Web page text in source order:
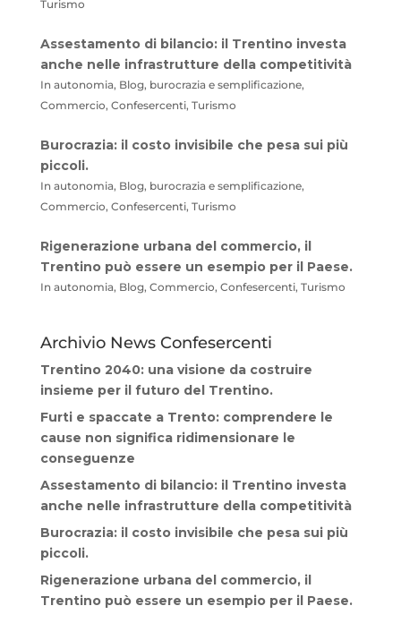
Turismo
Assestamento di bilancio: il Trentino investa
anche nelle infrastrutture della competitività
In autonomia, Blog, burocrazia e semplificazione,
Commercio, Confesercenti, Turismo
Burocrazia: il costo invisibile che pesa sui più
piccoli.
In autonomia, Blog, burocrazia e semplificazione,
Commercio, Confesercenti, Turismo
Rigenerazione urbana del commercio, il
Trentino può essere un esempio per il Paese.
In autonomia, Blog, Commercio, Confesercenti, Turismo
Archivio News Confesercenti
Trentino 2040: una visione da costruire
insieme per il futuro del Trentino.
Furti e spaccate a Trento: comprendere le
cause non significa ridimensionare le
conseguenze
Assestamento di bilancio: il Trentino investa
anche nelle infrastrutture della competitività
Burocrazia: il costo invisibile che pesa sui più
piccoli.
Rigenerazione urbana del commercio, il
Trentino può essere un esempio per il Paese.